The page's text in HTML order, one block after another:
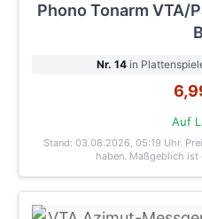
Phono Tonarm VTA/
B
Nr. 14in
Auf
Stand: 03.08.2026, 05:19 Uhr.
haben. Maßgeblich ist